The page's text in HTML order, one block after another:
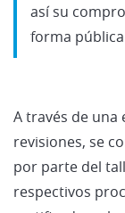
así su
forma
A través de una
revisiones, se
por parte del
respectivos